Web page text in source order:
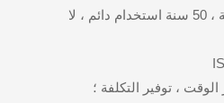
1. خفيفة الوزن ، قوة عالية ، 50 سنة استخدام دائم ، لا